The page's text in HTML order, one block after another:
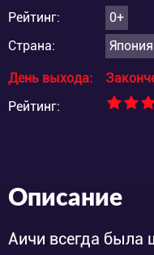
Рейтинг:
0+
Страна:
Япония
День выхода:
Рейтинг:
Описание
Аичи всегда была